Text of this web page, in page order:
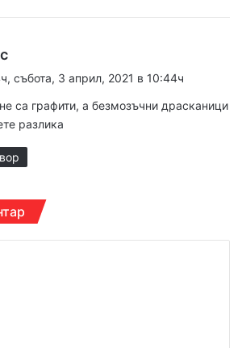
а
:
събота, 3 април, 2021 в 10:44ч
са графити, а безмозъчни драсканици
разлика